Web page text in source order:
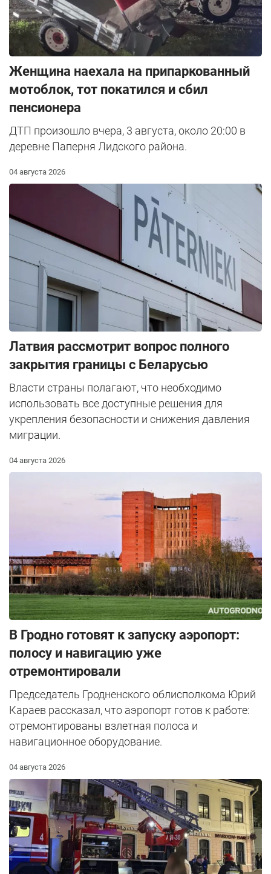
Женщина наехала на припаркованный
мотоблок, тот покатился и сбил
пенсионера
ДТП произошло вчера, 3 августа, около 20:00 в
деревне Паперня Лидского района.
04 августа 2026
Латвия рассмотрит вопрос полного
закрытия границы с Беларусью
Власти страны полагают, что необходимо
использовать все доступные решения для
укрепления безопасности и снижения давления
миграции.
04 августа 2026
В Гродно готовят к запуску аэропорт:
полосу и навигацию уже
отремонтировали
Председатель Гродненского облисполкома Юрий
Караев рассказал, что аэропорт готов к работе:
отремонтированы взлетная полоса и
навигационное оборудование.
04 августа 2026